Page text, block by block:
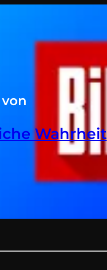
Wahrheit